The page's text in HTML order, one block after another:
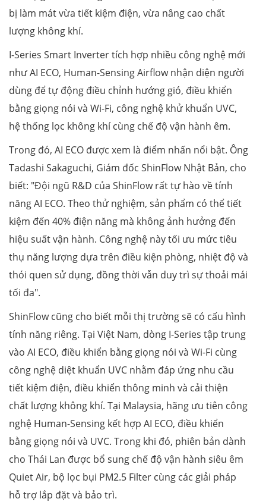
bị làm mát vừa tiết kiệm điện, vừa nâng cao chất
lượng không khí.
I-Series Smart Inverter tích hợp nhiều công nghệ mới
như AI ECO, Human-Sensing Airflow nhận diện người
dùng để tự động điều chỉnh hướng gió, điều khiển
bằng giọng nói và Wi-Fi, công nghệ khử khuẩn UVC,
hệ thống lọc không khí cùng chế độ vận hành êm.
Trong đó, AI ECO được xem là điểm nhấn nổi bật. Ông
Tadashi Sakaguchi, Giám đốc ShinFlow Nhật Bản, cho
biết: "Đội ngũ R&D của ShinFlow rất tự hào về tính
năng AI ECO. Theo thử nghiệm, sản phẩm có thể tiết
kiệm đến 40% điện năng mà không ảnh hưởng đến
hiệu suất vận hành. Công nghệ này tối ưu mức tiêu
thụ năng lượng dựa trên điều kiện phòng, nhiệt độ và
thói quen sử dụng, đồng thời vẫn duy trì sự thoải mái
tối đa".
ShinFlow cũng cho biết mỗi thị trường sẽ có cấu hình
tính năng riêng. Tại Việt Nam, dòng I-Series tập trung
vào AI ECO, điều khiển bằng giọng nói và Wi-Fi cùng
công nghệ diệt khuẩn UVC nhằm đáp ứng nhu cầu
tiết kiệm điện, điều khiển thông minh và cải thiện
chất lượng không khí. Tại Malaysia, hãng ưu tiên công
nghệ Human-Sensing kết hợp AI ECO, điều khiển
bằng giọng nói và UVC. Trong khi đó, phiên bản dành
cho Thái Lan được bổ sung chế độ vận hành siêu êm
Quiet Air, bộ lọc bụi PM2.5 Filter cùng các giải pháp
hỗ trợ lắp đặt và bảo trì.